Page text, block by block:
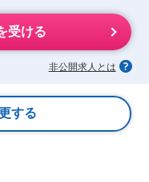
受ける
非公開求人とは
する